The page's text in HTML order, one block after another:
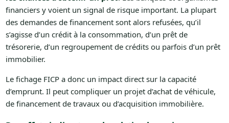
financiers y voient un signal de risque important. La plupart
des demandes de financement sont alors refusées, qu’il
s’agisse d’un crédit à la consommation, d’un prêt de
trésorerie, d’un regroupement de crédits ou parfois d’un prêt
immobilier.
Le fichage FICP a donc un impact direct sur la capacité
d’emprunt. Il peut compliquer un projet d’achat de véhicule,
de financement de travaux ou d’acquisition immobilière.